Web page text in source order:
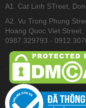
A1. Cat Linh STreet,
A2. Vu Trong Phung
Hoang Quoc Viet
0987.329793 -
.